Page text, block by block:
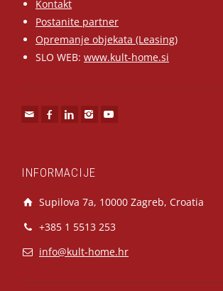
Kontakt
Postanite partner
Opremanje objekata (Leasing)
SLO WEB: www.kult-home.si
INFORMACIJE
Supilova 7a, 10000 Zagreb, Croatia
+385 1 5513 253
info@kult-home.hr